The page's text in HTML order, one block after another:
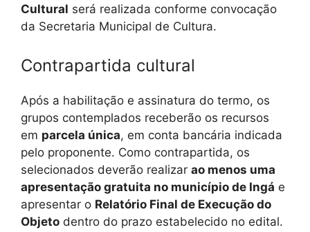
Cultural será realizada conforme convocação
da Secretaria Municipal de Cultura.
Contrapartida cultural
Após a habilitação e assinatura do termo, os
grupos contemplados receberão os recursos
em parcela única, em conta bancária indicada
pelo proponente. Como contrapartida, os
selecionados deverão realizar ao menos uma
apresentação gratuita no município de Ingá e
apresentar o Relatório Final de Execução do
Objeto dentro do prazo estabelecido no edital.